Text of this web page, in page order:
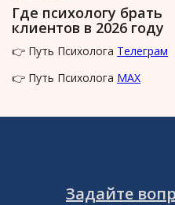
Где психологу брать
клиентов в 2026 году
👉 Путь Психолога Телеграм
👉 Путь Психолога MAX
Задайте